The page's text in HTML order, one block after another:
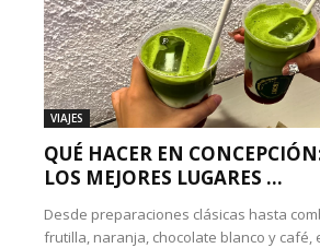
VIAJES
QUÉ HACER EN
LOS MEJORES LUGARES ...
Desde preparaciones clásicas hasta
frutilla, naranja, chocolate blanco y café,